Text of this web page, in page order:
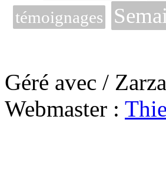
témoignages
Géré avec /
Webmaster :